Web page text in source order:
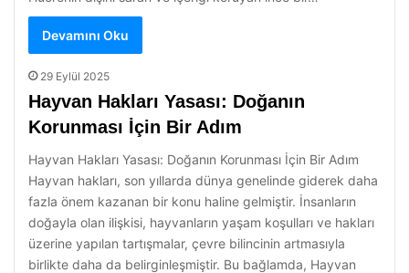
Devamını Oku
29 Eylül 2025
Hayvan Hakları Yasası: Doğanın
Korunması İçin Bir Adım
Hayvan Hakları Yasası: Doğanın Korunması İçin Bir Adım
Hayvan hakları, son yıllarda dünya genelinde giderek daha
fazla önem kazanan bir konu haline gelmiştir. İnsanların
doğayla olan ilişkisi, hayvanların yaşam koşulları ve hakları
üzerine yapılan tartışmalar, çevre bilincinin artmasıyla
birlikte daha da belirginleşmiştir. Bu bağlamda, Hayvan